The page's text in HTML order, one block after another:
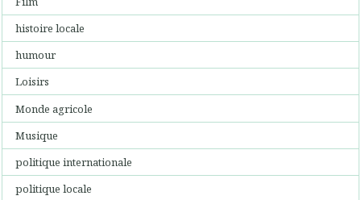
histoire locale
humour
Loisirs
Monde agricole
Musique
politique internationale
politique locale